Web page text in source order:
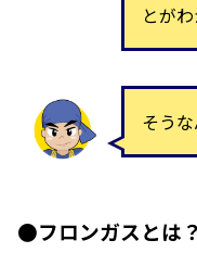
とが
そう
●フロンガスとは？